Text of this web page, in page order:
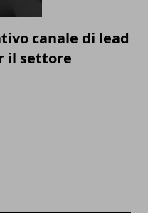
canale di lead
il settore